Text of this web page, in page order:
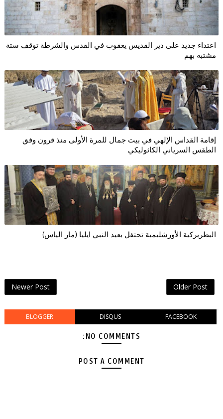
اعتداء جديد على دير القديس يعقوب في القدس والشرطة توقف ستة
مشتبه بهم
إقامة القداس الإلهي في بيت جمال للمرة الأولى منذ قرون وفق
الطقس السرياني الكاثوليكي
البطريركية الأورشليمية تحتفل بعيد النبي ايليا (مار الياس)
Newer Post Older Post
BLOGGER DISQUS FACEBOOK
NO COMMENTS:
POST A COMMENT